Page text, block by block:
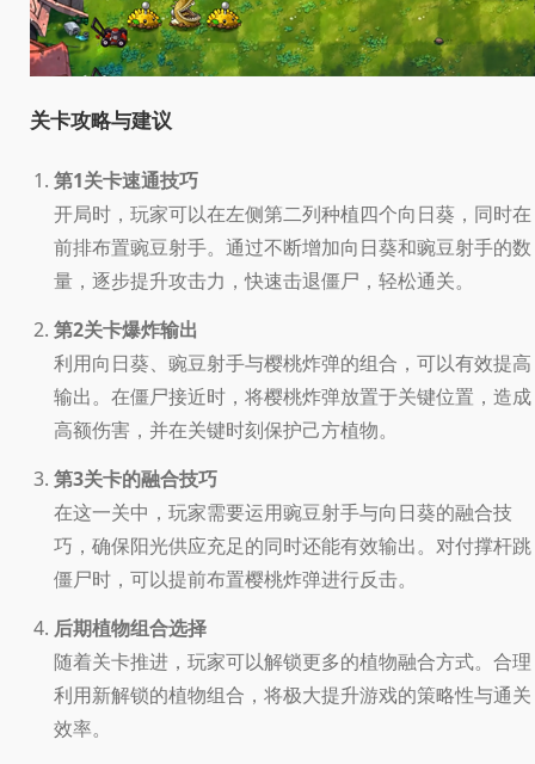
关卡攻略与建议
第1关卡速通技巧
开局时，玩家可以在左侧第二列种植四个向日葵，同时在
前排布置豌豆射手。通过不断增加向日葵和豌豆射手的数
量，逐步提升攻击力，快速击退僵尸，轻松通关。
第2关卡爆炸输出
利用向日葵、豌豆射手与樱桃炸弹的组合，可以有效提高
输出。在僵尸接近时，将樱桃炸弹放置于关键位置，造成
高额伤害，并在关键时刻保护己方植物。
第3关卡的融合技巧
在这一关中，玩家需要运用豌豆射手与向日葵的融合技
巧，确保阳光供应充足的同时还能有效输出。对付撑杆跳
僵尸时，可以提前布置樱桃炸弹进行反击。
后期植物组合选择
随着关卡推进，玩家可以解锁更多的植物融合方式。合理
利用新解锁的植物组合，将极大提升游戏的策略性与通关
效率。